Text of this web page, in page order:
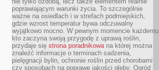
poprawiającym warunki życia. To szczególnie
ważne na osiedlach i w strefach podmiejskich,
gdzie wzrost temperatur bywa odczuwalny
wyjątkowo mocno. W pewnym momencie
kto zaczyna swoją przygodę z uprawą roślin,
przydaje się strona poradnikowana której można
znaleźć informacje o terminach sadzenia,
pielęgnacji bylin, ochronie roślin przed chorobami
czy sposobach na poprawę jakości gleby. Ogród